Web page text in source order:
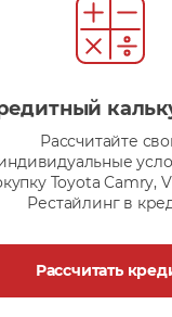
Рассчитайте
Toyota Camry,
Рестайлинг в
Рассчитать